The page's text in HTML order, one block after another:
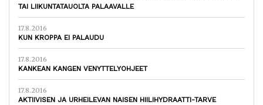
TAI LIIKUNTATAUOLTA PALAAVALLE
17.8.2016
KUN KROPPA EI PALAUDU
17.8.2016
KANKEAN KANGEN VENYTTELYOHJEET
17.8.2016
AKTIIVISEN JA URHEILEVAN NAISEN HIILIHYDRAATTI-TARVE